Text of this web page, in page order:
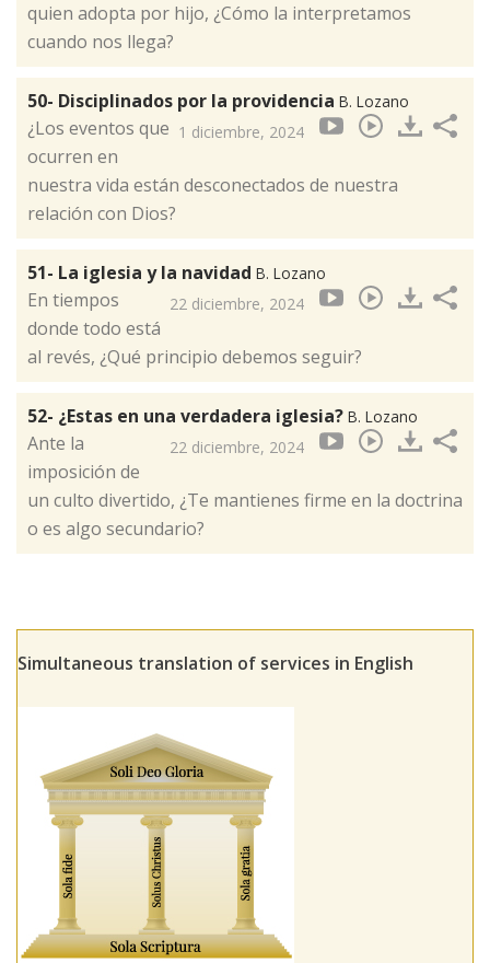
quien adopta por hijo, ¿Cómo la interpretamos
cuando nos llega?
50- Disciplinados por la providencia B. Lozano
1 diciembre, 2024
¿Los eventos que
ocurren en
nuestra vida están desconectados de nuestra
relación con Dios?
51- La iglesia y la navidad B. Lozano
22 diciembre, 2024
En tiempos
donde todo está
al revés, ¿Qué principio debemos seguir?
52- ¿Estas en una verdadera iglesia? B. Lozano
22 diciembre, 2024
Ante la
imposición de
un culto divertido, ¿Te mantienes firme en la doctrina
o es algo secundario?
Simultaneous translation of services in English